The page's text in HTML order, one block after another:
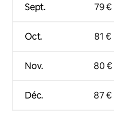
Sept.
Oct.
Nov.
Déc.
79 €
81 €
80 €
87 €